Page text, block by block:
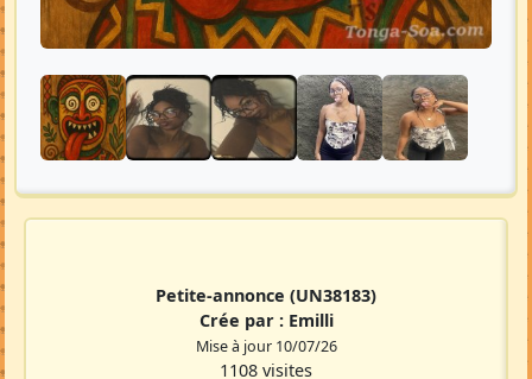
Petite-annonce (UN38183)
Crée par : Emilli
Mise à jour 10/07/26
1108 visites